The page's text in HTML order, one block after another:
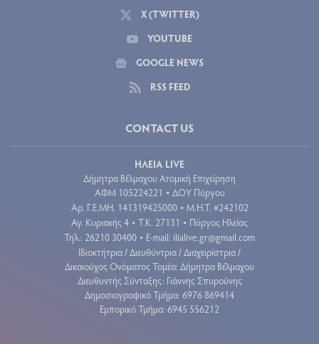
X (TWITTER)
YOUTUBE
GOOGLE NEWS
RSS FEED
CONTACT US
ΗΛΕΙΑ LIVE
Δήμητρα Βέλμαχου Ατομική Επιχείρηση
ΑΦΜ 105224221 • ΔΟΥ Πύργου
Aρ. Γ.Ε.ΜΗ. 141319425000 • Μ.Η.Τ. #242102
Αγ. Κυριακής 4 • Τ.Κ. 27131 • Πύργος Ηλείας
Τηλ.: 26210 30400 • E-mail: ilialive.gr@gmail.com
Ιδιοκτήτρια / Διευθύντρια / Διαχειρίστρια /
Δικαιούχος Ονόματος Τομέα: Δήμητρα Βέλμαχου
Διευθυντής Σύνταξης: Γιάννης Σπυρούνης
Δημοσιογραφικό Τμήμα: 6976 869414
Εμπορικό Τμήμα: 6945 556212